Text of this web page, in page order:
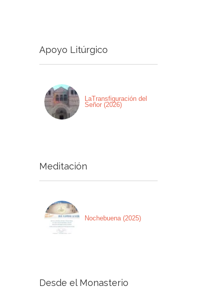
Apoyo Litúrgico
LaTransfiguración del
Señor (2026)
Meditación
Nochebuena (2025)
Desde el Monasterio